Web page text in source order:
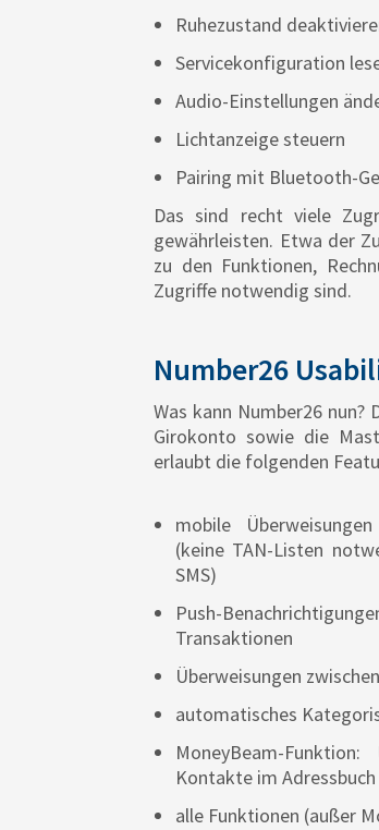
Ruhezustand
Servicekonfiguration
Audio-Einstellungen
Lichtanzeige steuern
Pairing mit Bluetooth-
Das sind recht viele
gewährleisten. Etwa der
zu den Funktionen,
Zugriffe notwendig sind.
Number26
Was kann Number26 nun?
Girokonto sowie die
erlaubt die folgenden
mobile
(keine TAN-Listen
SMS)
Push-
Transaktionen
Überweisungen
automatisches
MoneyBeam-
Kontakte im Adressbuch
alle Funktionen (außer